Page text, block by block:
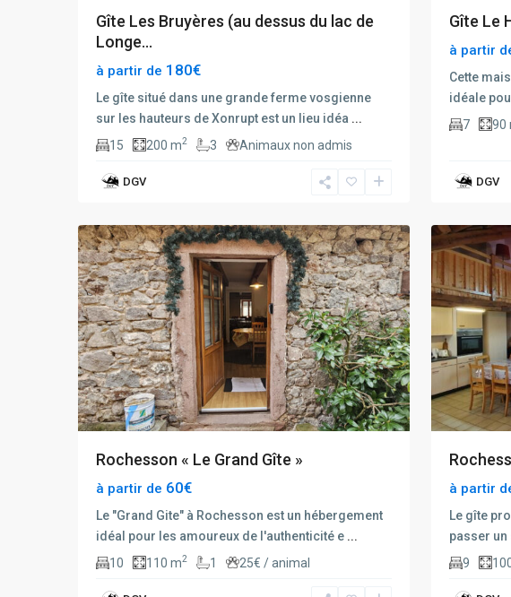
Gîte Les Bruyères (au dessus du lac de
Longe...
à partir de 180€
Le gîte situé dans une grande ferme vosgienne
sur les hauteurs de Xonrupt est un lieu idéa ...
15
200 m2 3 Animaux non admis
DGV
Gîte Le
à partir
Cette
idéale
7
90
DGV
Rochesson « Le Grand Gîte »
à partir de 60€
Le "Grand Gite" à Rochesson est un hébergement
idéal pour les amoureux de l'authenticité e ...
10
110 m2 1 25€ / animal
à partir
Le gîte
passer
9